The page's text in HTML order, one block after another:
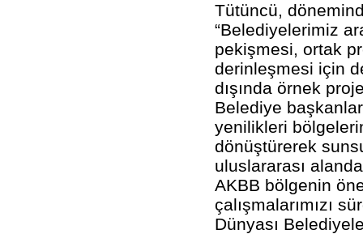
Tütüncü,
“Belediyelerimiz
pekişmesi, ortak
derinleşmesi için
dışında örnek
Belediye
yenilikleri
dönüştürerek
uluslararası
AKBB bölgenin
çalışmalarımızı
Dünyası